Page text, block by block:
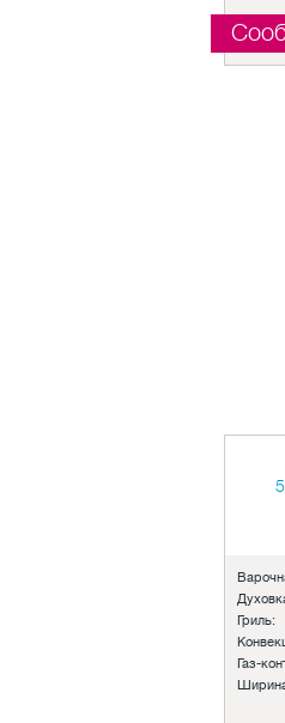
Гриль:
Газ-